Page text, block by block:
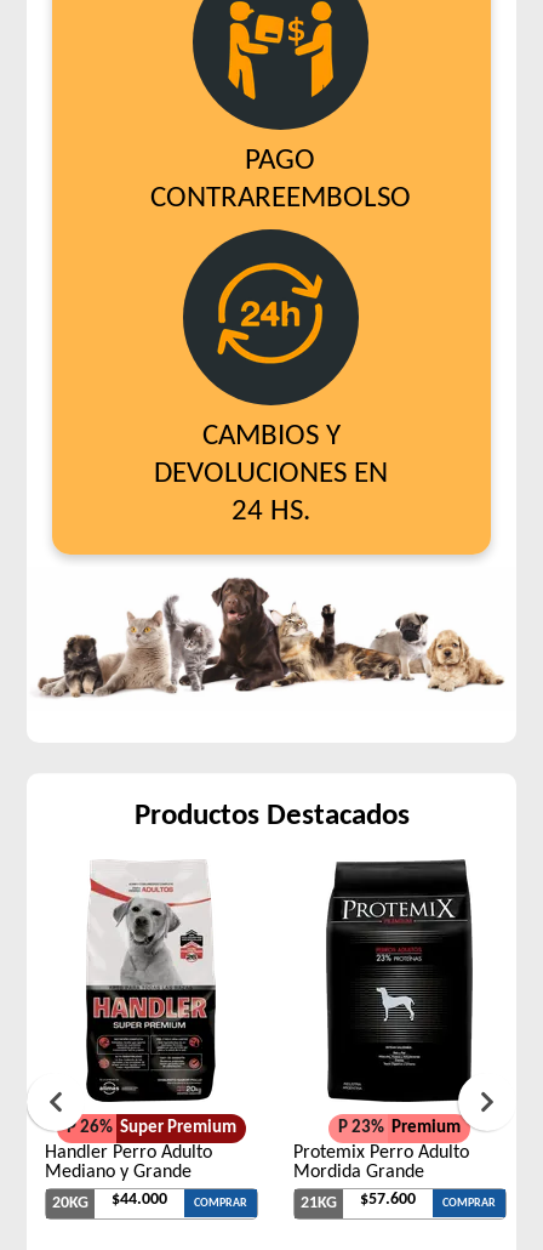
PAGO
CONTRAREEMBOLSO
CAMBIOS Y
DEVOLUCIONES EN
24 HS.
Productos Destacados
P 26% Super Premium
Handler Perro Adulto
Mediano y Grande
20KG $44.000 COMPRAR
P 23% Premium
Protemix Perro Adulto
Mordida Grande
21KG $57.600 COMPRAR